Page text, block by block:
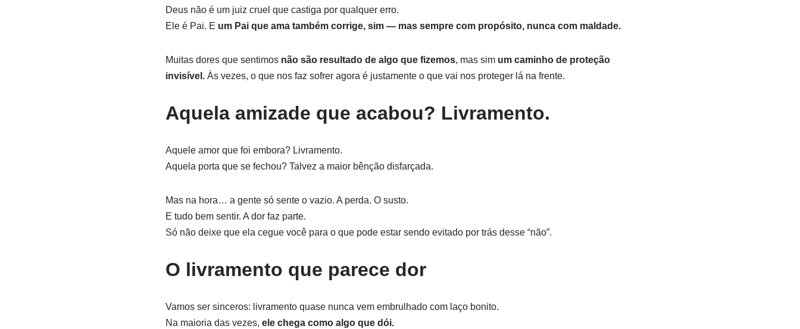
Deus não é um juiz cruel que castiga por qualquer erro.
Ele é Pai. E um Pai que ama também corrige, sim — mas sempre com propósito, nunca com maldade.
Muitas dores que sentimos não são resultado de algo que fizemos, mas sim um caminho de proteção
invisível.Às vezes, o que nos faz sofrer agora é justamente o que vai nos proteger lá na frente.
Aquela amizade que acabou? Livramento.
Aquele amor que foi embora? Livramento.
Aquela porta que se fechou? Talvez a maior bênção disfarçada.
Mas na hora… a gente só sente o vazio. A perda. O susto.
E tudo bem sentir. A dor faz parte.
Só não deixe que ela cegue você para o que pode estar sendo evitado por trás desse “não”.
O livramento que parece dor
Vamos ser sinceros: livramento quase nunca vem embrulhado com laço bonito.
Na maioria das vezes, ele chega como algo que dói.